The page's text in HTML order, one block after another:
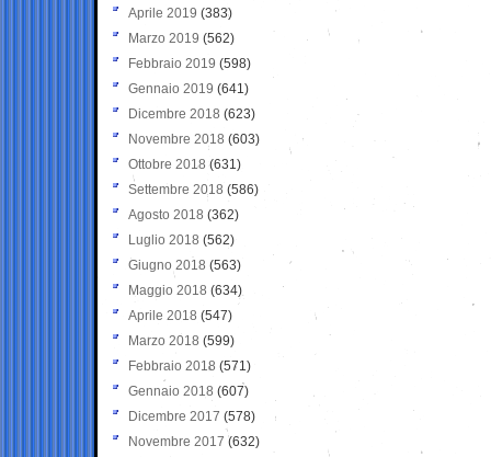
Aprile 2019 (383)
Marzo 2019 (562)
Febbraio 2019 (598)
Gennaio 2019 (641)
Dicembre 2018 (623)
Novembre 2018 (603)
Ottobre 2018 (631)
Settembre 2018 (586)
Agosto 2018 (362)
Luglio 2018 (562)
Giugno 2018 (563)
Maggio 2018 (634)
Aprile 2018 (547)
Marzo 2018 (599)
Febbraio 2018 (571)
Gennaio 2018 (607)
Dicembre 2017 (578)
Novembre 2017 (632)